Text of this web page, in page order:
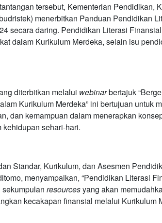
tersebut, Kementerian Pendidikan,
menerbitkan Panduan Pendidikan
secara daring. Pendidikan Literasi
dalam Kurikulum Merdeka, selain isu
diterbitkan melalui webinarbertajuk
Kurikulum Merdeka” ini bertujuan untuk
dan kemampuan dalam menerapkan
kehidupan sehari-hari.
Standar, Kurikulum, dan Asesmen
menyampaikan, “Pendidikan Literasi
resourcesyang akan
kecakapan finansial melalui Kurikulum